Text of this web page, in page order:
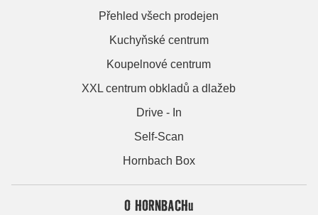
Přehled všech prodejen
Kuchyňské centrum
Koupelnové centrum
XXL centrum obkladů a dlažeb
Drive - In
Self-Scan
Hornbach Box
O HORNBACHu